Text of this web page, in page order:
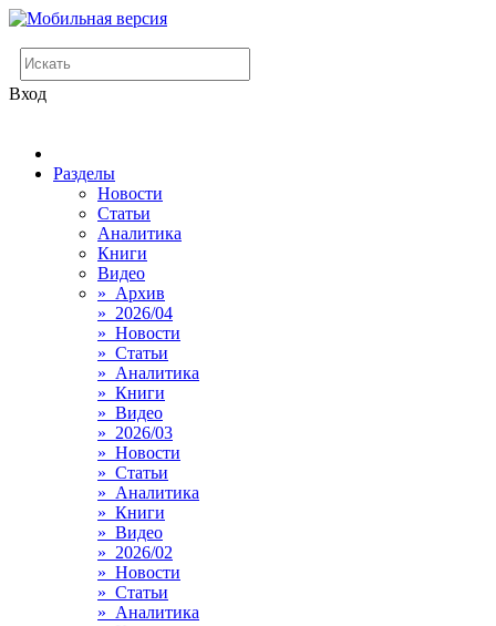
Вход
Разделы
Новости
Статьи
Аналитика
Книги
Видео
» Архив
» 2026/04
» Новости
» Статьи
» Аналитика
» Книги
» Видео
» 2026/03
» Новости
» Статьи
» Аналитика
» Книги
» Видео
» 2026/02
» Новости
» Статьи
» Аналитика